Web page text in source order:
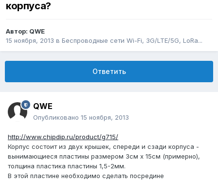
корпуса?
Автор: QWE
15 ноября, 2013 в Беспроводные сети Wi-Fi, 3G/LTE/5G, LoRa...
Ответить
QWE
Опубликовано 15 ноября, 2013
http://www.chipdip.ru/product/g715/
Корпус состоит из двух крышек, спереди и сзади корпуса -
вынимающиеся пластины размером 3см х 15см (примерно),
толщина пластика пластины 1,5-2мм.
В этой пластине необходимо сделать посредине